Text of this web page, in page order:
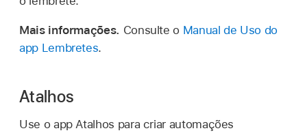
Mais informações. Consulte o Manual de Uso do
app Lembretes.
Atalhos
Use o app Atalhos para criar automações